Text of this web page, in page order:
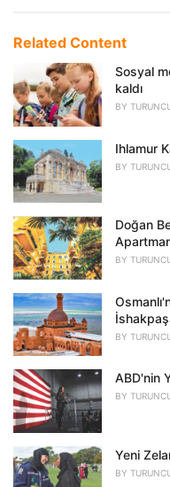
e
r
i
e
:
Related Content
Sosyal
kaldı
BY
Ihlamur
BY
Doğan
BY
BY
ABD'nin
BY
Yeni
BY